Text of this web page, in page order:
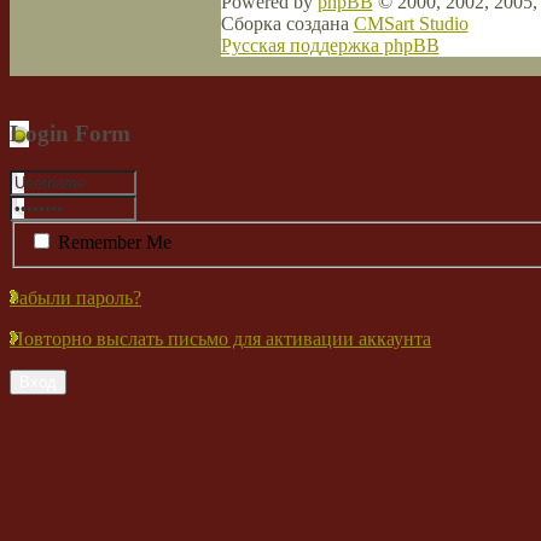
Сборка создана CMSart Studio
Русская поддержка phpBB
Login Form
Remember Me
Забыли пароль?
Повторно выслать письмо для активации аккаунта